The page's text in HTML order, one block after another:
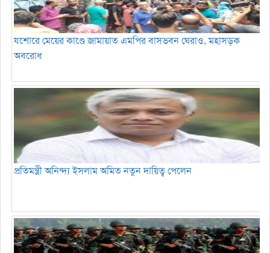
যশোরে মেয়ের কাণ্ডে জামায়াত এমপির বাসভবন ঘেরাও, মহাসড়ক
অবরোধ
প্রতিমন্ত্রী অনিন্দ্য ইসলাম অমিত নতুন দায়িত্ব পেলেন